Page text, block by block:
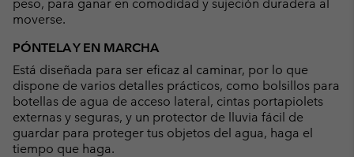
peso, para ganar en comodidad y sujeción duradera al
moverse.
PÓNTELA Y EN MARCHA
Está diseñada para ser eficaz al caminar, por lo que
dispone de varios detalles prácticos, como bolsillos para
botellas de agua de acceso lateral, cintas portapiolets
externas y seguras, y un protector de lluvia fácil de
guardar para proteger tus objetos del agua, haga el
tiempo que haga.